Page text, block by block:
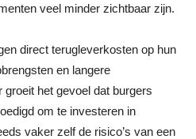
veel minder zichtbaar zijn.
direct terugleverkosten op hun
en langere
het gevoel dat burgers
om te investeren in
vaker zelf de risico’s van een